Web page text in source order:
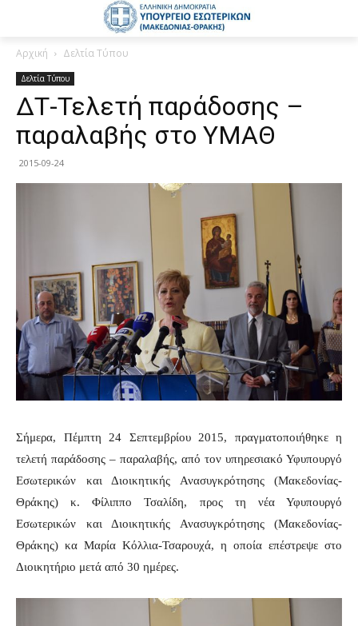
Αρχική Δελτία Τύπου
Δελτία Τύπου
ΔΤ-Τελετή παράδοσης –
παραλαβής στο ΥΜΑΘ
2015-09-24
Σήμερα, Πέμπτη 24 Σεπτεμβρίου 2015, πραγματοποιήθηκε η
τελετή παράδοσης – παραλαβής, από τον υπηρεσιακό Υφυπουργό
Εσωτερικών και Διοικητικής Ανασυγκρότησης (Μακεδονίας-
Θράκης) κ. Φίλιππο Τσαλίδη, προς τη νέα Υφυπουργό
Εσωτερικών και Διοικητικής Ανασυγκρότησης (Μακεδονίας-
Θράκης) κα Μαρία Κόλλια-Τσαρουχά, η οποία επέστρεψε στο
Διοικητήριο μετά από 30 ημέρες.